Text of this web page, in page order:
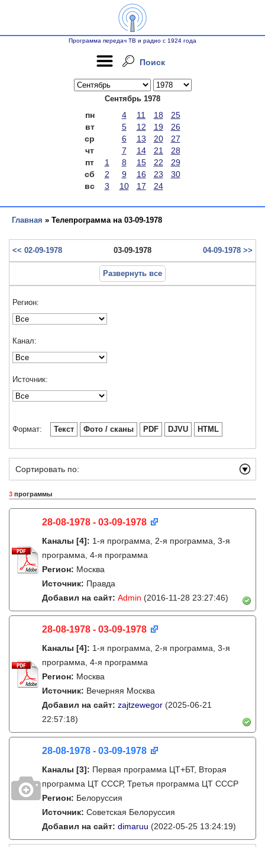
Программа передач ТВ и радио с 1924 года
Поиск
Сентябрь 1978
пн 4 11 18
25
вт
5 12 19
26
ср
6 13 20
27
чт
7 14 21
28
пт
1 8 15 22
29
сб
2 9 16 23
30
вс
3 10 17 24
Главная » Телепрограмма на 03-09-1978
<< 02-09-1978 03-09-1978 04-09-1978 >>
Развернуть все
Регион:
Канал:
Источник:
Формат: Текст Фото / сканы PDF DJVU HTML
Сортировать по:
3 программы
28-08-1978 - 03-09-1978
Каналы [4]: 1-я программа, 2-я программа, 3-я
программа, 4-я программа
Регион: Москва
Источник: Правда
Добавил на сайт: Admin (2016-11-28 23:27:46)
28-08-1978 - 03-09-1978
Каналы [4]: 1-я программа, 2-я программа, 3-я
программа, 4-я программа
Регион: Москва
Источник: Вечерняя Москва
Добавил на сайт: zajtzewegor (2025-06-21
22:57:18)
28-08-1978 - 03-09-1978
Каналы [3]: Первая программа ЦТ+БТ, Вторая
программа ЦТ ССCР, Третья программа ЦТ ССCР
Регион: Белоруссия
Источник: Советская Белоруссия
Добавил на сайт: dimaruu (2022-05-25 13:24:19)